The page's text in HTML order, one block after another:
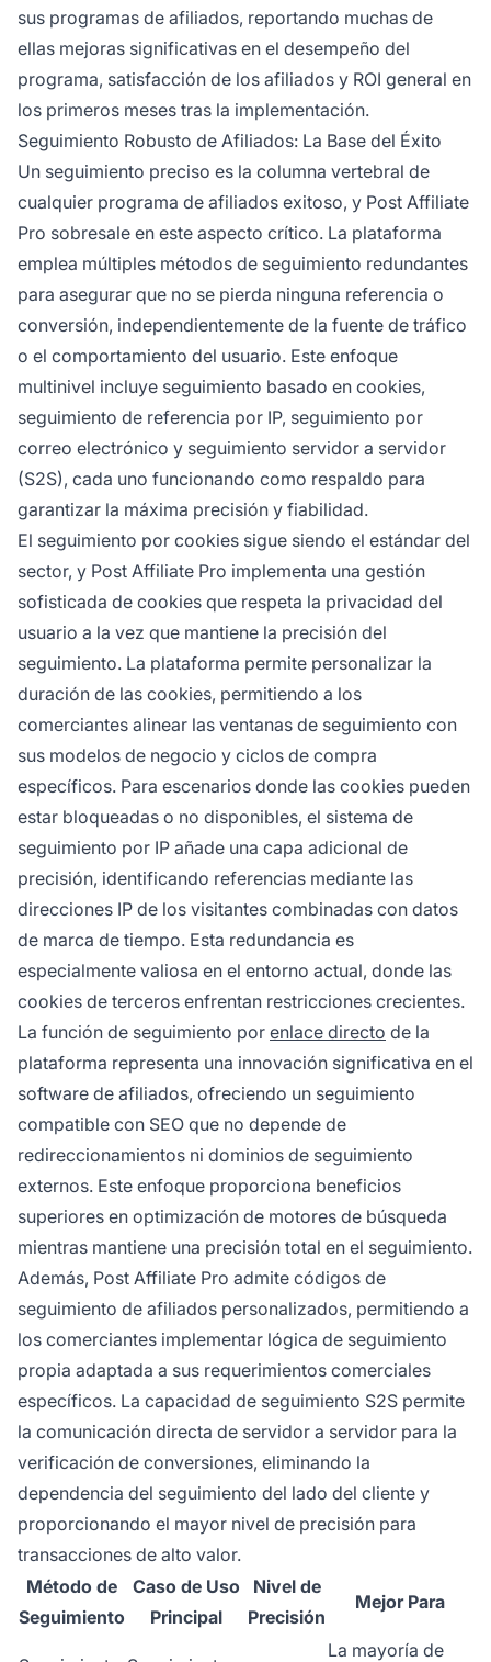
sus programas de afiliados, reportando muchas de
ellas mejoras significativas en el desempeño del
programa, satisfacción de los afiliados y ROI general en
los primeros meses tras la implementación.
Seguimiento Robusto de Afiliados: La Base del Éxito
Un seguimiento preciso es la columna vertebral de
cualquier programa de afiliados exitoso, y Post Affiliate
Pro sobresale en este aspecto crítico. La plataforma
emplea múltiples métodos de seguimiento redundantes
para asegurar que no se pierda ninguna referencia o
conversión, independientemente de la fuente de tráfico
o el comportamiento del usuario. Este enfoque
multinivel incluye seguimiento basado en cookies,
seguimiento de referencia por IP, seguimiento por
correo electrónico y seguimiento servidor a servidor
(S2S), cada uno funcionando como respaldo para
garantizar la máxima precisión y fiabilidad.
El seguimiento por cookies sigue siendo el estándar del
sector, y Post Affiliate Pro implementa una gestión
sofisticada de cookies que respeta la privacidad del
usuario a la vez que mantiene la precisión del
seguimiento. La plataforma permite personalizar la
duración de las cookies, permitiendo a los
comerciantes alinear las ventanas de seguimiento con
sus modelos de negocio y ciclos de compra
específicos. Para escenarios donde las cookies pueden
estar bloqueadas o no disponibles, el sistema de
seguimiento por IP añade una capa adicional de
precisión, identificando referencias mediante las
direcciones IP de los visitantes combinadas con datos
de marca de tiempo. Esta redundancia es
especialmente valiosa en el entorno actual, donde las
cookies de terceros enfrentan restricciones crecientes.
La función de seguimiento por enlace directo de la
plataforma representa una innovación significativa en el
software de afiliados, ofreciendo un seguimiento
compatible con SEO que no depende de
redireccionamientos ni dominios de seguimiento
externos. Este enfoque proporciona beneficios
superiores en optimización de motores de búsqueda
mientras mantiene una precisión total en el seguimiento.
Además, Post Affiliate Pro admite códigos de
seguimiento de afiliados personalizados, permitiendo a
los comerciantes implementar lógica de seguimiento
propia adaptada a sus requerimientos comerciales
específicos. La capacidad de seguimiento S2S permite
la comunicación directa de servidor a servidor para la
verificación de conversiones, eliminando la
dependencia del seguimiento del lado del cliente y
proporcionando el mayor nivel de precisión para
transacciones de alto valor.
Método de
Seguimiento
Caso de Uso
Principal
Nivel de
Precisión
Mejor Para
La mayoría de